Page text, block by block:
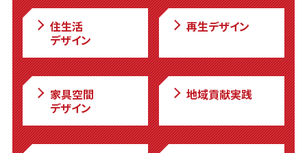
住生活
デザイン
再生デザイン
家具空間
デザイン
地域貢献実践